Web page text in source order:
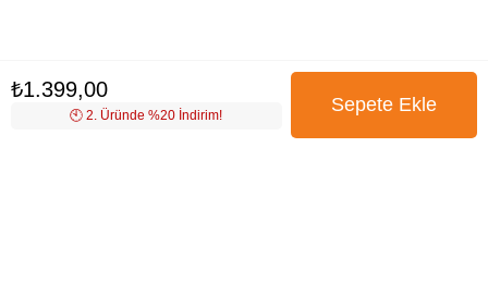
₺1.399,00
🕙️ 2. Üründe %20 İndirim!